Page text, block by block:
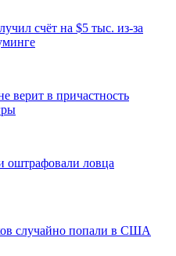
счёт на $5 тыс. из-за
верит в причастность
оштрафовали ловца
случайно попали в США